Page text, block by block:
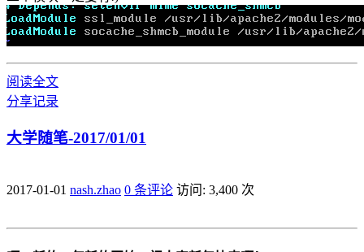
阅读全文
分享记录
大学随笔-2017/01/01
2017-01-01 nash.zhao 0 条评论 访问: 3,400 次